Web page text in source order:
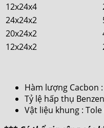
12x24x4
24x24x2
20x24x2
12x24x2
Hàm lượng Cacbon
Tỷ lệ hấp thụ
Vật liệu khung :